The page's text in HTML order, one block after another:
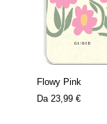
Flowy Pink
Da 23,99 €